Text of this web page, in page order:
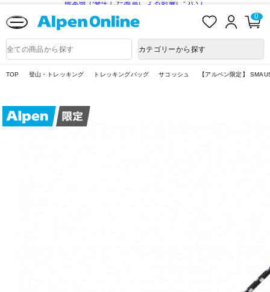
熊本県で発生した地震による影響について
入
ロ
ン
0
品
検
カテゴリーから探す
TOP 登山・トレッキング トレッキングバッグ サコッシュ 【アルペン限定】